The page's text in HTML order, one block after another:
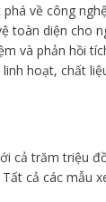
về công
toàn diện cho
và phản hồi
hoạt, chất
cả trăm triệu
cả các mẫu